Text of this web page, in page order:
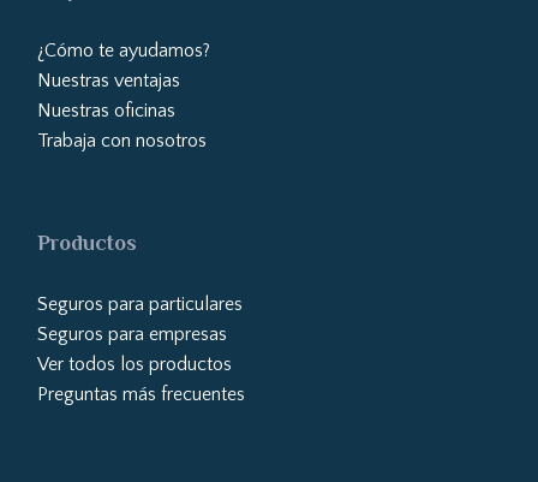
¿Cómo te ayudamos?
Nuestras ventajas
Nuestras oficinas
Trabaja con nosotros
Productos
Seguros para particulares
Seguros para empresas
Ver todos los productos
Preguntas más frecuentes